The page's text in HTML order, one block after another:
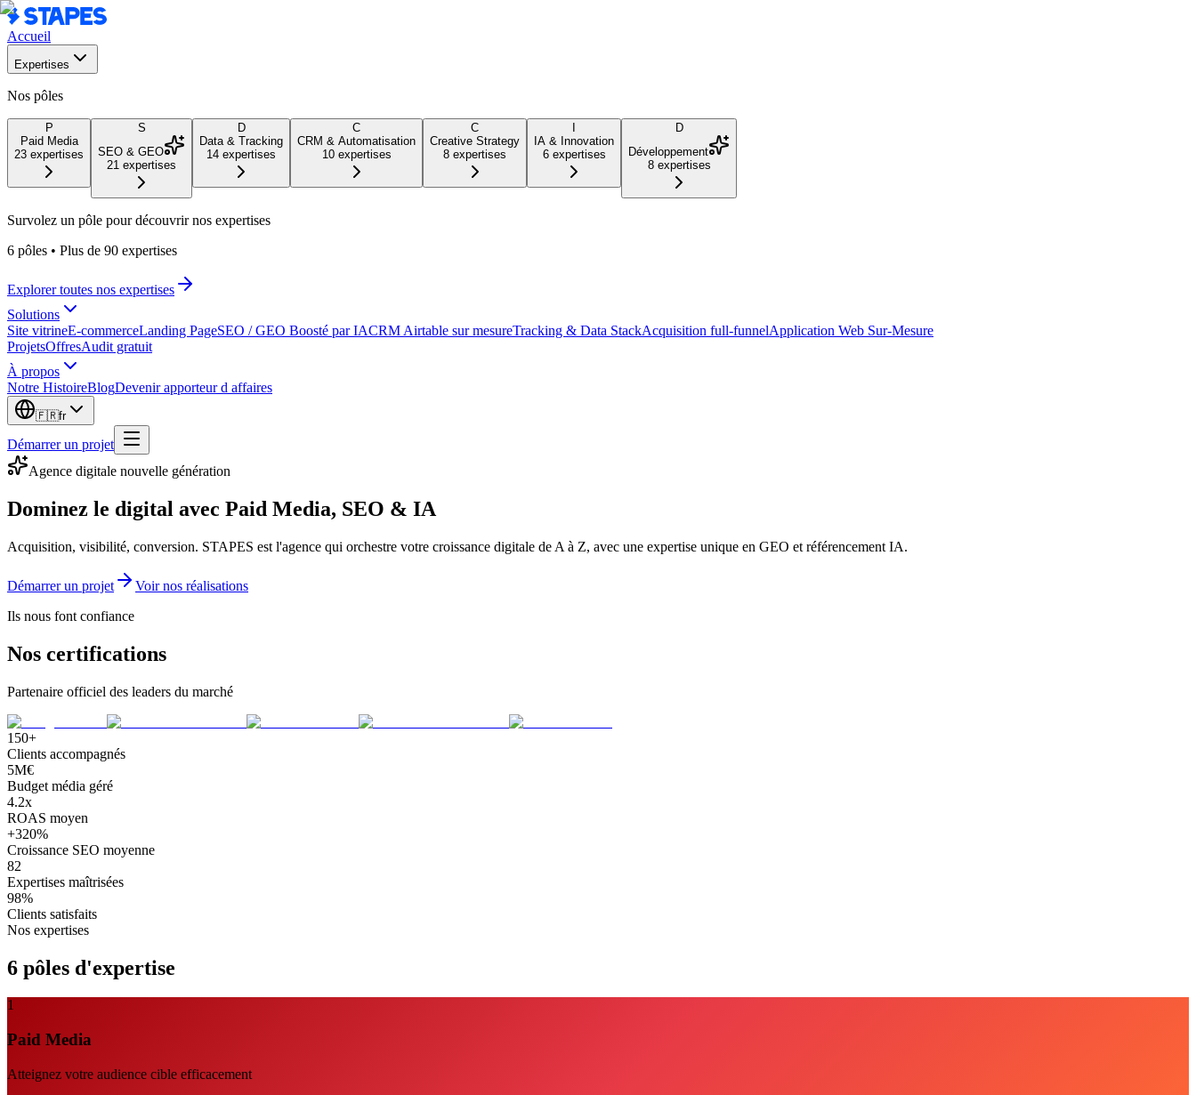
Accueil
Expertises
Nos pôles
P
Paid Media
23 expertises
S
SEO & GEO
21 expertises
D
Data & Tracking
14 expertises
C
CRM & Automatisation
10 expertises
C
Creative Strategy
8 expertises
IA & Innovation
6 expertises
D
Développement
8 expertises
Survolez un pôle pour découvrir nos expertises
6 pôles • Plus de 90 expertises
Explorer toutes nos expertises
Solutions
Site vitrineE-commerceLanding PageSEO / GEO Boosté par IACRM Airtable sur mesureTracking & Data StackAcquisition full-funnelApplication Web Sur-Mesure
ProjetsOffresAudit gratuit
À propos
Notre HistoireBlogDevenir apporteur d affaires
🇫🇷fr
Démarrer un projet
Agence digitale nouvelle génération
Dominez le digital avec Paid Media, SEO & IA
Acquisition, visibilité, conversion. STAPES est l'agence qui orchestre votre croissance digitale de A à Z, avec une expertise unique en GEO et référencement IA.
Démarrer un projet
Voir nos réalisations
Ils nous font confiance
Nos certifications
Partenaire officiel des leaders du marché
150+
Clients accompagnés
5M€
Budget média géré
4.2x
ROAS moyen
+320%
Croissance SEO moyenne
82
Expertises maîtrisées
98%
Clients satisfaits
Nos expertises
6 pôles d'expertise
1
Paid Media
Atteignez votre audience cible efficacement